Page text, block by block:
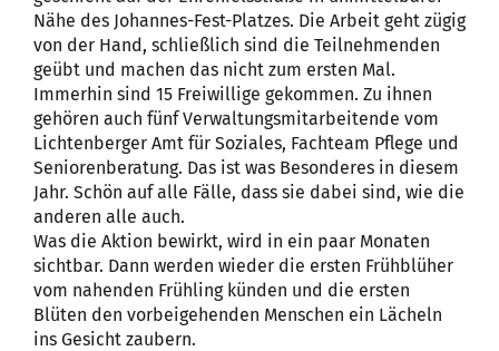
Nähe des Johannes-Fest-Platzes. Die Arbeit geht zügig
von der Hand, schließlich sind die Teilnehmenden
geübt und machen das nicht zum ersten Mal.
Immerhin sind 15 Freiwillige gekommen. Zu ihnen
gehören auch fünf Verwaltungsmitarbeitende vom
Lichtenberger Amt für Soziales, Fachteam Pflege und
Seniorenberatung. Das ist was Besonderes in diesem
Jahr. Schön auf alle Fälle, dass sie dabei sind, wie die
anderen alle auch.
Was die Aktion bewirkt, wird in ein paar Monaten
sichtbar. Dann werden wieder die ersten Frühblüher
vom nahenden Frühling künden und die ersten
Blüten den vorbeigehenden Menschen ein Lächeln
ins Gesicht zaubern.